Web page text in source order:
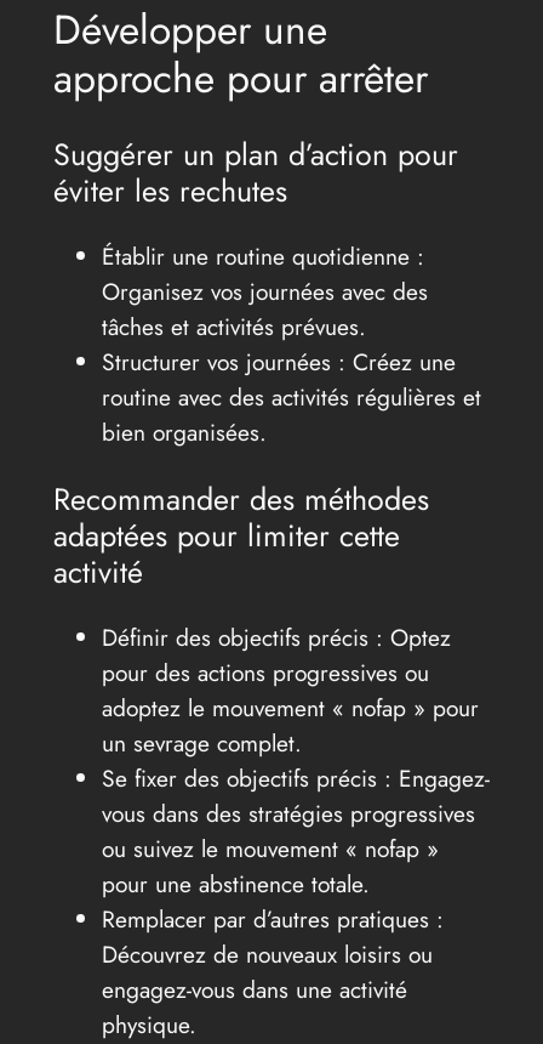
Développer une
approche pour arrêter
Suggérer un plan d’action pour
éviter les rechutes
Établir une routine quotidienne :
Organisez vos journées avec des
tâches et activités prévues.
Structurer vos journées : Créez une
routine avec des activités régulières et
bien organisées.
Recommander des méthodes
adaptées pour limiter cette
activité
Définir des objectifs précis : Optez
pour des actions progressives ou
adoptez le mouvement « nofap » pour
un sevrage complet.
Se fixer des objectifs précis : Engagez-
vous dans des stratégies progressives
ou suivez le mouvement « nofap »
pour une abstinence totale.
Remplacer par d’autres pratiques :
Découvrez de nouveaux loisirs ou
engagez-vous dans une activité
physique.